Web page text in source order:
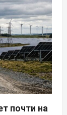
почти на